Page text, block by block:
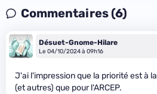
Commentaires (6)
Désuet-Gnome-Hilare
Le 04/10/2024 à 09h16
J'ai l'impression que la priorité est à
(et autres) que pour l'ARCEP.